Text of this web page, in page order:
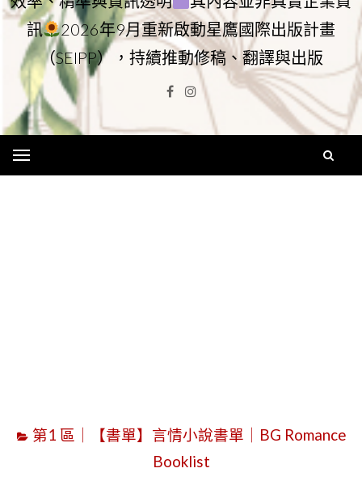
訊
2026年9月重新啟動星鷹國際出版計畫
（SEIPP），持續推動修稿、翻譯與出版
Facebook
Instagram
第1 區｜【書單】言情小說書單｜BG Romance
Booklist